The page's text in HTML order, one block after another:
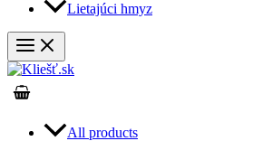
Lietajúci hmyz
All products